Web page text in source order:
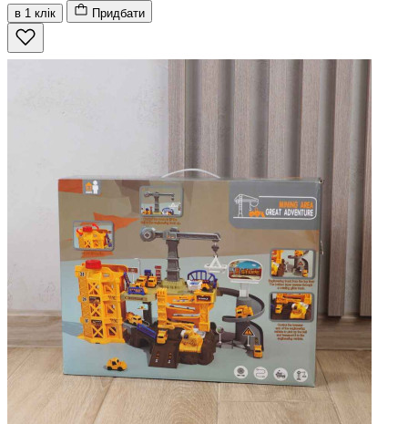
в 1 клік Придбати